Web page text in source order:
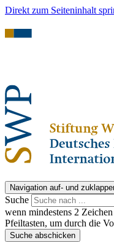
Direkt zum Seiteninhalt
Navigation auf- und
Suche
wenn mindestens 2
Pfeiltasten, um durch die
Suche abschicken